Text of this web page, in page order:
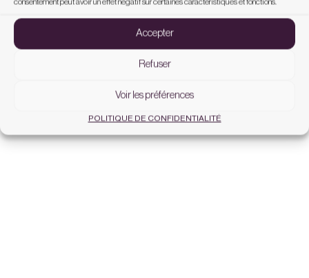
Accepter
Refuser
Voir les préférences
POLITIQUE DE CONFIDENTIALITÉ